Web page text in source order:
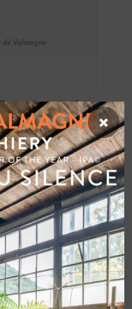
Valmagne
atelier créatif
de véritables
propre création
de la nature. En
dans
avant de laisser
ensuite leur
repartiront avec une
×